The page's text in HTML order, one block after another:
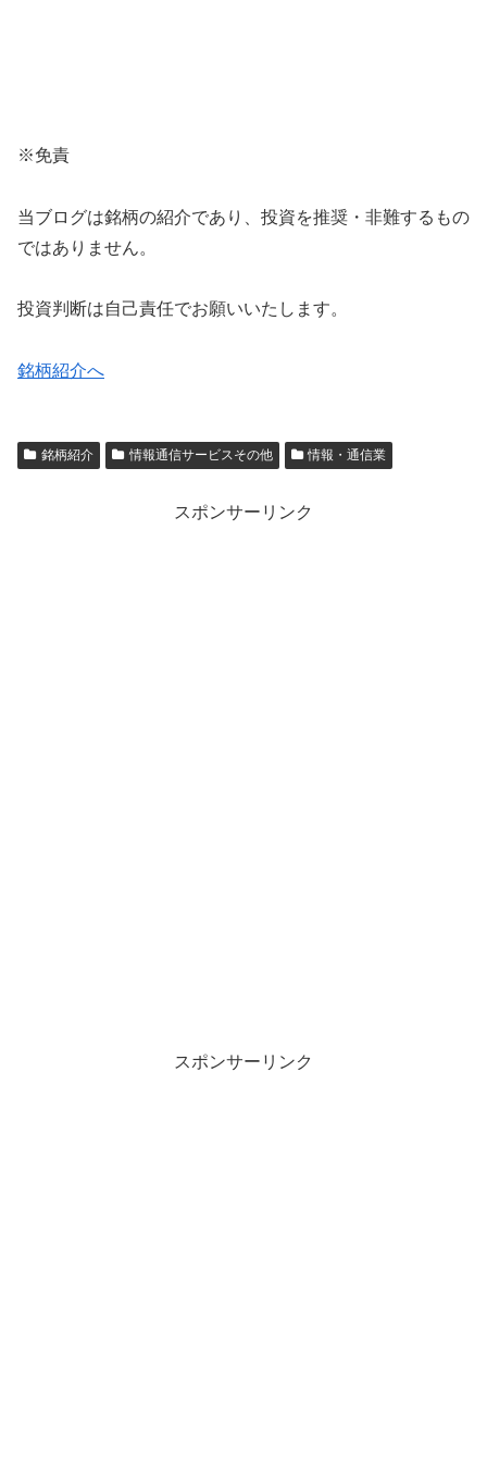
※免責
当ブログは銘柄の紹介であり、投資を推奨・非難するもの
ではありません。
投資判断は自己責任でお願いいたします。
銘柄紹介へ
銘柄紹介 情報通信サービスその他 情報・通信業
スポンサーリンク
スポンサーリンク